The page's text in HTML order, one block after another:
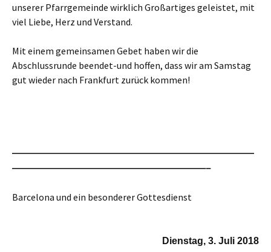
unserer Pfarrgemeinde wirklich Großartiges geleistet, mit
viel Liebe, Herz und Verstand.
Mit einem gemeinsamen Gebet haben wir die
Abschlussrunde beendet-und hoffen, dass wir am Samstag
gut wieder nach Frankfurt zurück kommen!
—————————————————————————
————————————————————–
Barcelona und ein besonderer Gottesdienst
Dienstag, 3. Juli 2018